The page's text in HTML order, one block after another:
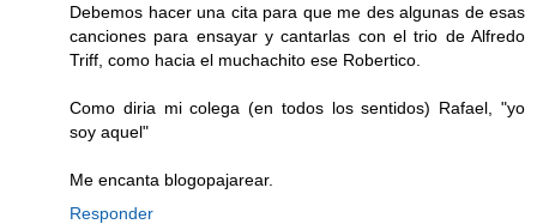
Debemos hacer una cita para que me des algunas de esas
canciones para ensayar y cantarlas con el trio de Alfredo
Triff, como hacia el muchachito ese Robertico.
Como diria mi colega (en todos los sentidos) Rafael, "yo
soy aquel"
Me encanta blogopajarear.
Responder